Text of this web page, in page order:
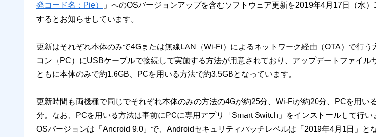
発コード名：Pie）
」へのOSバージョンアップを含むソフトウェア更新を2019年4月17日（水
するとお知らせしています。
更新はそれぞれ本体のみで4Gまたは無線LAN（Wi-Fi）によるネットワーク経由（OTA）で行う
コン（PC）にUSBケーブルで接続して実施する方法が用意されており、アップデートファイル
ともに本体のみで約1.6GB、PCを用いる方法で約3.5GBとなっています。
更新時間も両機種で同じでそれぞれ本体のみの方法の4Gが約25分、Wi-Fiが約20分、PCを用い
分。なお、PCを用いる方法は事前にPCに専用アプリ「Smart Switch」をインストールして行い
OSバージョンは「Android 9.0」で、Androidセキュリティパッチレベルは「2019年4月1日」と